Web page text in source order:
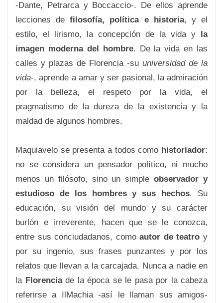
-Dante, Petrarca y Boccaccio-. De ellos aprende
lecciones defilosofía, política e historia, y el
estilo, el lirismo, la concepción de la vida y la
imagen moderna del hombre. De la vida en las
calles y plazas de Florencia -su universidad de la
vida-, aprende a amar y ser pasional, la admiración
por la belleza, el respeto por la vida, el
pragmatismo de la dureza de la existencia y la
maldad de algunos hombres.
Maquiavelo se presenta a todos como historiador:
no se considera un pensador político, ni mucho
menos un filósofo, sino un simpleobservador y
estudioso de los hombres y sus hechos. Su
educación, su visión del mundo y su carácter
burlón e irreverente, hacen que se le conozca,
entre sus conciudadanos, comoautor de teatro y
por su ingenio, sus frases punzantes y por los
relatos que llevan a la carcajada. Nunca a nadie en
la Florenciade la época se le pasa por la cabeza
referirse a IlMachia -así le llaman sus amigos-